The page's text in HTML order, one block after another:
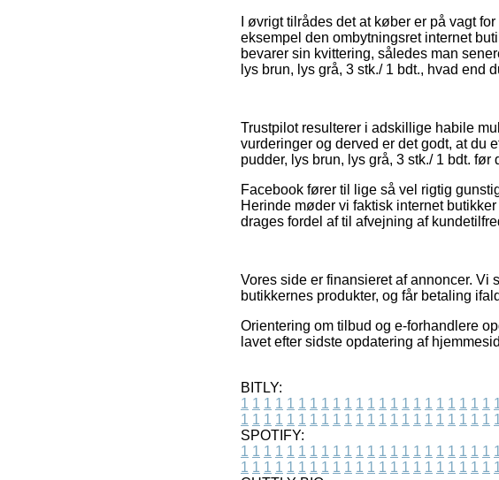
I øvrigt tilrådes det at køber er på vagt
eksempel den ombytningsret internet
bevarer sin kvittering, således man
lys brun, lys grå, 3 stk./ 1 bdt., hvad end
Trustpilot resulterer i adskillige habile
vurderinger og derved er det godt, at du
pudder, lys brun, lys grå, 3 stk./ 1 bdt.
Facebook fører til lige så vel rigtig
Herinde møder vi faktisk internet
drages fordel af til afvejning af
Vores side er finansieret af annoncer. Vi
butikkernes produkter, og får betaling
Orientering om tilbud og e-forhandlere
lavet efter sidste opdatering af
BITLY:
1 1 1 1 1 1 1 1 1 1 1 1 1 1 1 1 1 1 1 1 1 1
1 1 1 1 1 1 1 1 1 1 1 1 1 1 1 1 1 1 1 1 1 1
SPOTIFY:
1 1 1 1 1 1 1 1 1 1 1 1 1 1 1 1 1 1 1 1 1 1
1 1 1 1 1 1 1 1 1 1 1 1 1 1 1 1 1 1 1 1 1 1